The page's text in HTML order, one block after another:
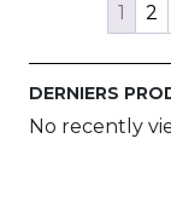
1 2
DERNIERS
No recently